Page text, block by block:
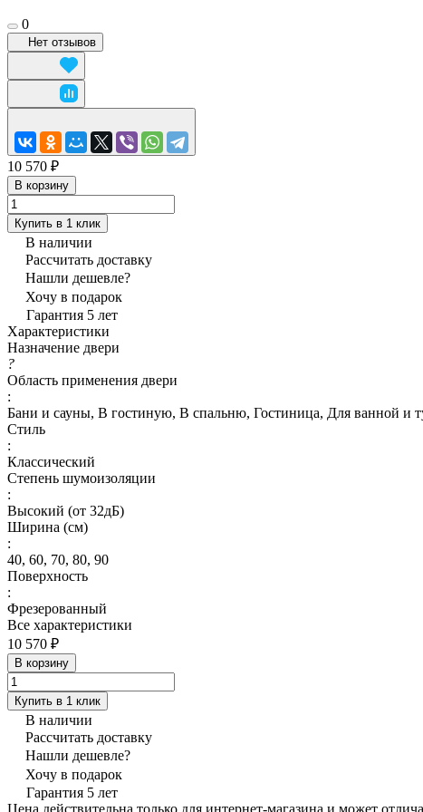
0
Нет отзывов
10 570 ₽
В корзину
Купить в 1 клик
В наличии
Рассчитать доставку
Нашли дешевле?
Хочу в подарок
Гарантия 5 лет
Характеристики
Назначение двери
?
Область применения двери
:
Бани и сауны, В гостиную, В спальню, Гостиница, Для ванной и
Стиль
:
Классический
Степень шумоизоляции
:
Высокий (от 32дБ)
Ширина (см)
:
40, 60, 70, 80, 90
Поверхность
:
Фрезерованный
Все характеристики
10 570 ₽
В корзину
Купить в 1 клик
В наличии
Рассчитать доставку
Нашли дешевле?
Хочу в подарок
Гарантия 5 лет
Цена действительна только для интернет-магазина и может